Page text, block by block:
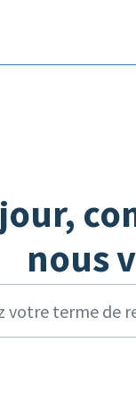
nous